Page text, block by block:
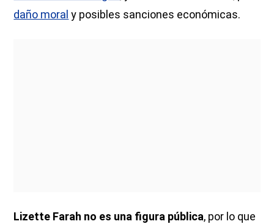
daño moral y posibles sanciones económicas.
Lizette Farah no es una figura pública, por lo que